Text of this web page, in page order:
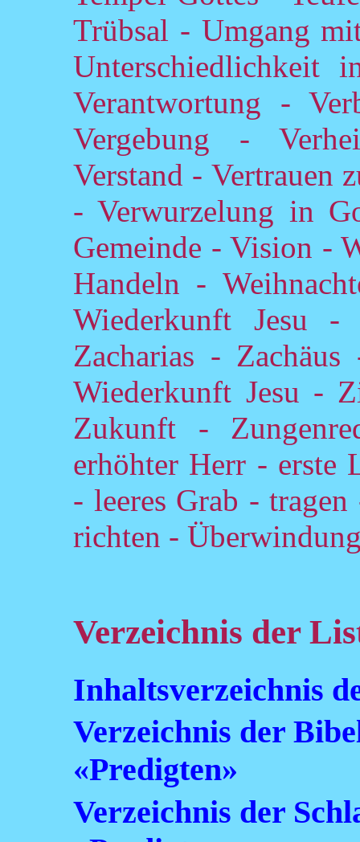
Trübsal - Umgang
Unterschiedlichkeit
Verantwortung -
Vergebung -
Verstand - Vertrauen
- Verwurzelung in
Gemeinde - Vision -
Handeln -
Wiederkunft Jesu -
Zacharias -
Wiederkunft Jesu -
Zukunft -
erhöhter Herr - erste
- leeres Grab -
richten -
Verzeichnis der
Inhaltsverzeichnis
Verzeichnis der
«Predigten»
Verzeichnis der